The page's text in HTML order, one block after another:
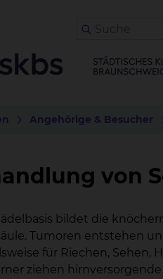
Angehörige & Besucher
von
bildet die
Tumoren entstehen
für Riechen, Sehen,
ziehen